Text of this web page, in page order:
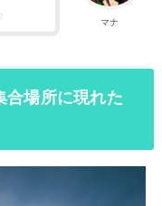
マナ
場所に現れた